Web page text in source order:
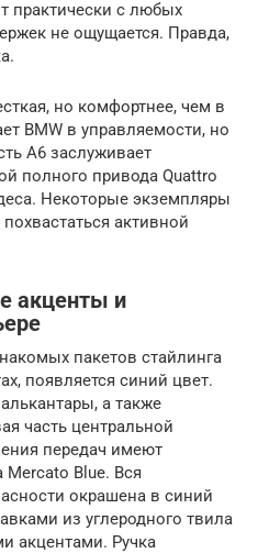
практически с любых
не ощущается. Правда,
но комфортнее, чем в
BMW в управляемости, но
А6 заслуживает
полного привода Quattro
Некоторые экземпляры
активной
акценты и
пакетов стайлинга
появляется синий цвет.
а также
часть центральной
передач имеют
Mercato Blue. Вся
окрашена в синий
из углеродного твила
акцентами. Ручка